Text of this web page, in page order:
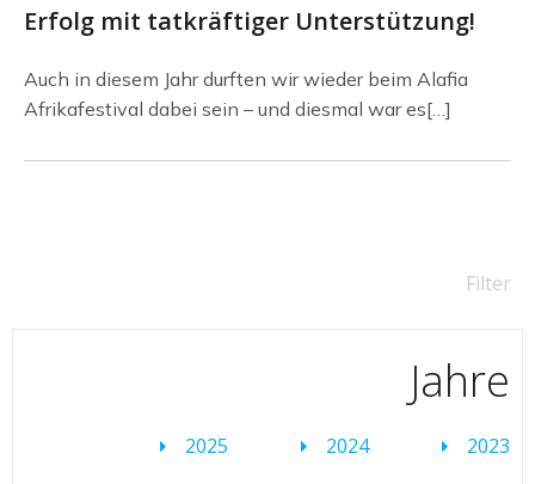
Erfolg mit tat­kräf­ti­ger Unter­stüt­zung!
Auch in diesem Jahr durften wir wieder beim Alafia
Afrikafestival dabei sein – und diesmal war es[…]
Filter
Jahre
2025 2024
2023